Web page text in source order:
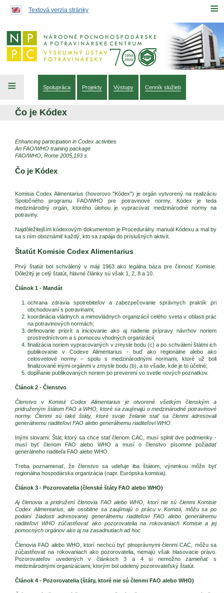
≡
Textová verzia stránky
≡ Spolupráca Projekty Výstupy Cenník služieb
Čo je Kódex
Enhancing participation in Codex activities
An FAO/WHO training package
FAO/WHO, Rome 2005,193 s.
Čo je Kódex
Komisia Codex Alimentarius (hovorovo "Kódex") je orgán vytvorený na realizáciu
Spoločného programu FAO/WHO pre potravinové normy. Kódex je teda
medzinárodný orgán, ktorého úlohou je vypracúvať medzinárodné normy na
potraviny.
Najdôležitejším kódexovým dokumentom je Procedurálny manuál Kódexu a mal by
sa s ním oboznámiť každý, kto sa zapája do príslušných aktivít.
Štatút Komisie Codex Alimentarius
Prvý štatút bol schválený v máji 1963 ako legálna báza pre činnosť Komisie.
Dôležitý je celý štatút, hlavné články sú však 1, 2, 8 a 10.
Článok 1 - Mandát
ochrana zdravia spotrebiteľov a zabezpečovanie správnych praktík pri
obchodovaní s potravinami;
koordinácia vládnych a mimovládnych organizácií celého sveta v oblasti prác
na potravinových normách;
definovanie priorít a iniciovanie ako aj riadenie prípravy návrhov noriem
prostredníctvom a s pomocou vhodných organizácií;
finalizácia noriem vypracovaných v zmysle bodu (c) a po schválení štátmi ich
publikovanie v Codexe Alimentarius - buď ako regionálne alebo ako
celosvetové normy – spolu s medzinárodnými normami, ktoré už boli
finalizované inými orgánmi v zmysle bodu (b), a to všade, kde je to účelné;
dopĺňanie publikovaných noriem po preverení vo svetle nových poznatkov.
Článok 2 - Členstvo
Členstvo v Komisii Codex Alimentarius je otvorené všetkým členským a
pridruženým štátom FAO a WHO, ktoré sa zaujímajú o medzinárodné potravinové
normy. Členmi sú také štáty, ktoré svoje želanie stať sa členmi adresovali
generálnemu riaditeľovi FAO alebo generálnemu riaditeľovi WHO.
Inými slovami: Štát, ktorý sa chce stať členom CAC, musí splniť dve podmienky -
musí byť členom FAO alebo WHO a musí o členstvo písomne požiadať
generálneho riaditeľa FAO alebo WHO.
Treba poznamenať, že členstvo sa udeľuje iba štátom, výnimkou môže byť
regionálna hospodárska organizácia (napr. Európska komisia).
Článok 3 - Pozorovatelia (členské štáty FAO alebo WHO)
Aj členovia a pridružení členovia FAO alebo WHO, ktorí nie sú členmi Komisie
Codex Alimentarius, ale osobitne sa zaujímajú o prácu v Komisii, môžu sa po
podaní žiadosti adresovanej generálnemu riaditeľovi FAO alebo generálnemu
riaditeľovi WHO zúčastňovať ako pozorovatelia na rokovaniach Komisie a jej
pomocných orgánov ako aj na zasadnutiach ad hoc.
Členovia FAO alebo WHO, ktorí nechcú byť plnoprávnymi členmi CAC, môžu sa
zúčastňovať na rokovaniach ako pozorovatelia, nemajú však hlasovacie právo.
Pozorovateľov uvedených v článkoch 3 a 4 si nemožno zamieňať s
medzinárodnými organizáciami, ktorým bol udelený pozorovateľský štatút.
Článok 4 - Pozorovatelia (štáty, ktoré nie sú členmi FAO alebo WHO)